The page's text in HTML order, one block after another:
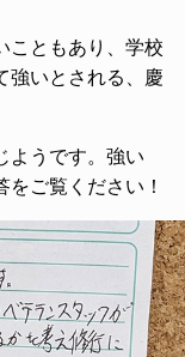
こともあり、学校
強いとされる、慶
ようです。強い
をご覧ください！